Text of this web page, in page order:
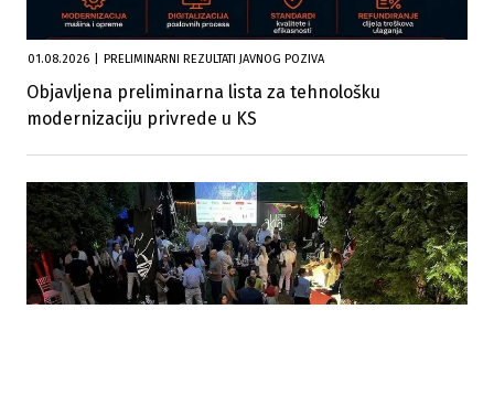
01.08.2026 PRELIMINARNI REZULTATI JAVNOG POZIVA
Objavljena preliminarna lista za tehnološku
modernizaciju privrede u KS